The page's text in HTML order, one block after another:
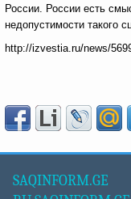
России. России есть
недопустимости такого
http://izvestia.ru/news/
SAQINFORM.GE